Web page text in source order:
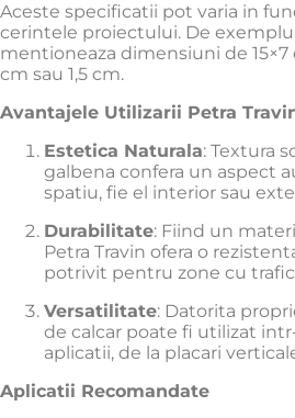
Aceste specificatii pot varia in
cerintele proiectului. De
mentioneaza dimensiuni de 15×7
cm sau 1,5 cm.
Avantajele Utilizarii Petra
Estetica Naturala: Textura
galbena confera un aspect
spatiu, fie el interior sau
Durabilitate: Fiind un
Petra Travin ofera o
potrivit pentru zone cu
Versatilitate: Datorita
de calcar poate fi utilizat
aplicatii, de la placari
Aplicatii Recomandate